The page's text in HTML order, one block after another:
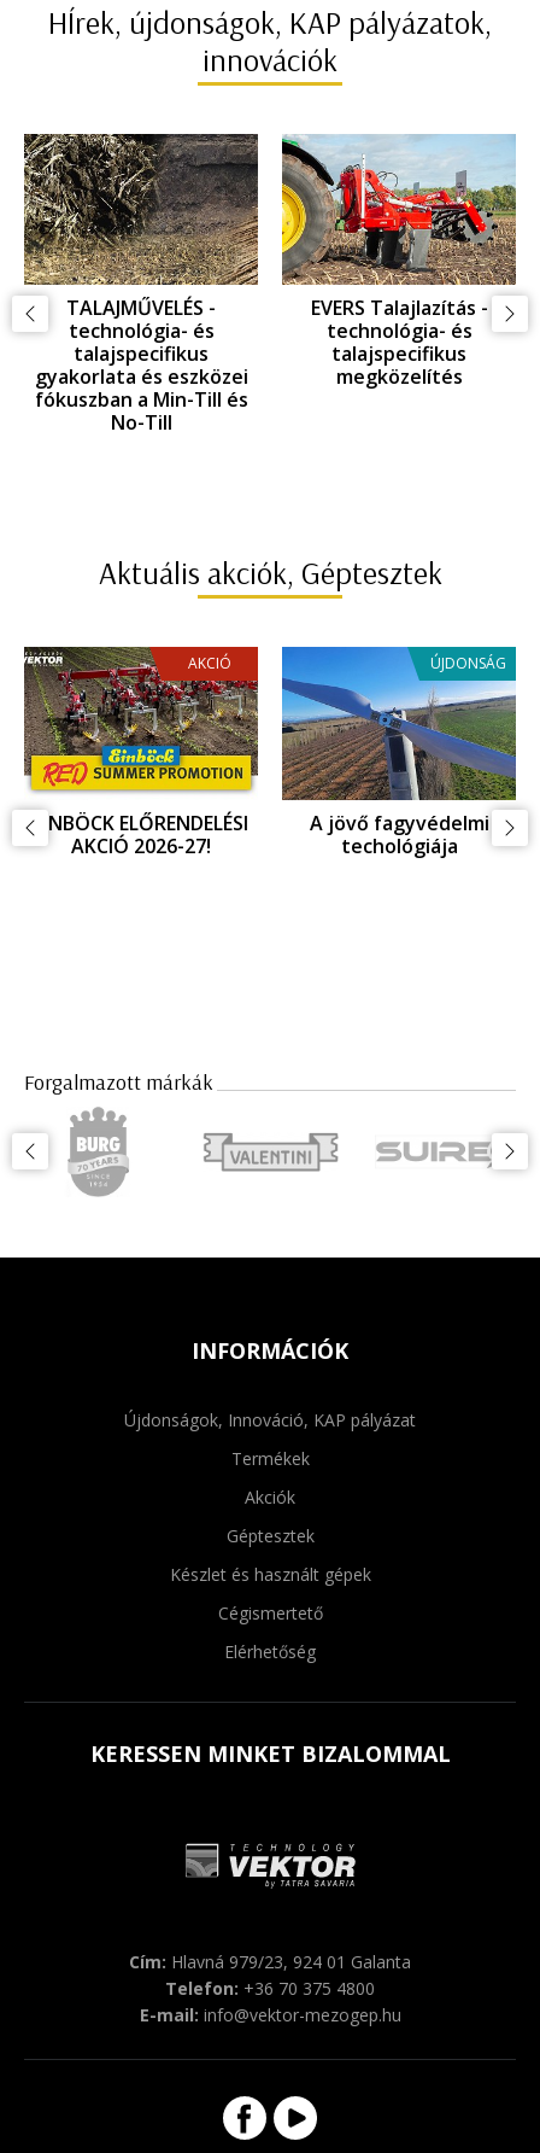
HÍrek, újdonságok, KAP pályázatok,
innovációk
GYOMKEZELÉS -
KAPÁLÁS: technológia-
és talajspecifikus
gyakorlata és eszközei
az EINBÖCK innováció
tükrében
GYOMKEZELÉS -
GYOMFÉSÜLÉS:
technológia- és
talajspecifikus
Aktuális akciók, Géptesztek
AKCIÓ
EINBÖCK ELŐRENDELÉSI
AKCIÓ 2026-27!
ÚJDONSÁG
A jövő fagyvédelmi
techológiája
Forgalmazott márkák
INFORMÁCIÓK
Újdonságok, Innováció, KAP pályázat
Termékek
Akciók
Géptesztek
Készlet és használt gépek
Cégismertető
Elérhetőség
KERESSEN MINKET BIZALOMMAL
Cím: Hlavná 979/23, 924 01 Galanta
Telefon: +36 70 375 4800
E-mail: info@vektor-mezogep.hu